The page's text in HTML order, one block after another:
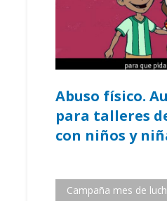
Abuso físico.
para talleres
con niños y
Campaña mes de